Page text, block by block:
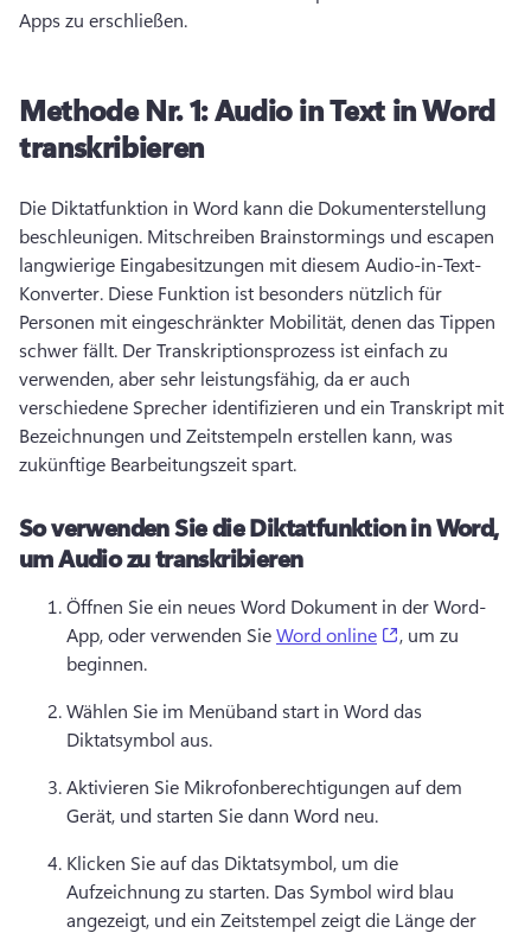
Apps zu erschließen.
Methode Nr. 1:Audio in Text in Word
transkribieren
Die Diktatfunktion in Word kann die Dokumenterstellung
beschleunigen. Mitschreiben Brainstormings und escapen
langwierige Eingabesitzungen mit diesem Audio-in-Text-
Konverter. Diese Funktion ist besonders nützlich für
Personen mit eingeschränkter Mobilität, denen das Tippen
schwer fällt. Der Transkriptionsprozess ist einfach zu
verwenden, aber sehr leistungsfähig, da er auch
verschiedene Sprecher identifizieren und ein Transkript mit
Bezeichnungen und Zeitstempeln erstellen kann, was
zukünftige Bearbeitungszeit spart.
So verwenden Sie die Diktatfunktion in Word,
um Audio zu transkribieren
Öffnen Sie ein neues Word Dokument in der Word-
App, oder verwenden Sie Word online (opens in a
, um zu
beginnen.
Wählen Sie im Menüband start in Word das
Diktatsymbol aus.
Aktivieren Sie Mikrofonberechtigungen auf dem
Gerät, und starten Sie dann Word neu.
Klicken Sie auf das Diktatsymbol, um die
Aufzeichnung zu starten. Das Symbol wird blau
angezeigt, und ein Zeitstempel zeigt die Länge der